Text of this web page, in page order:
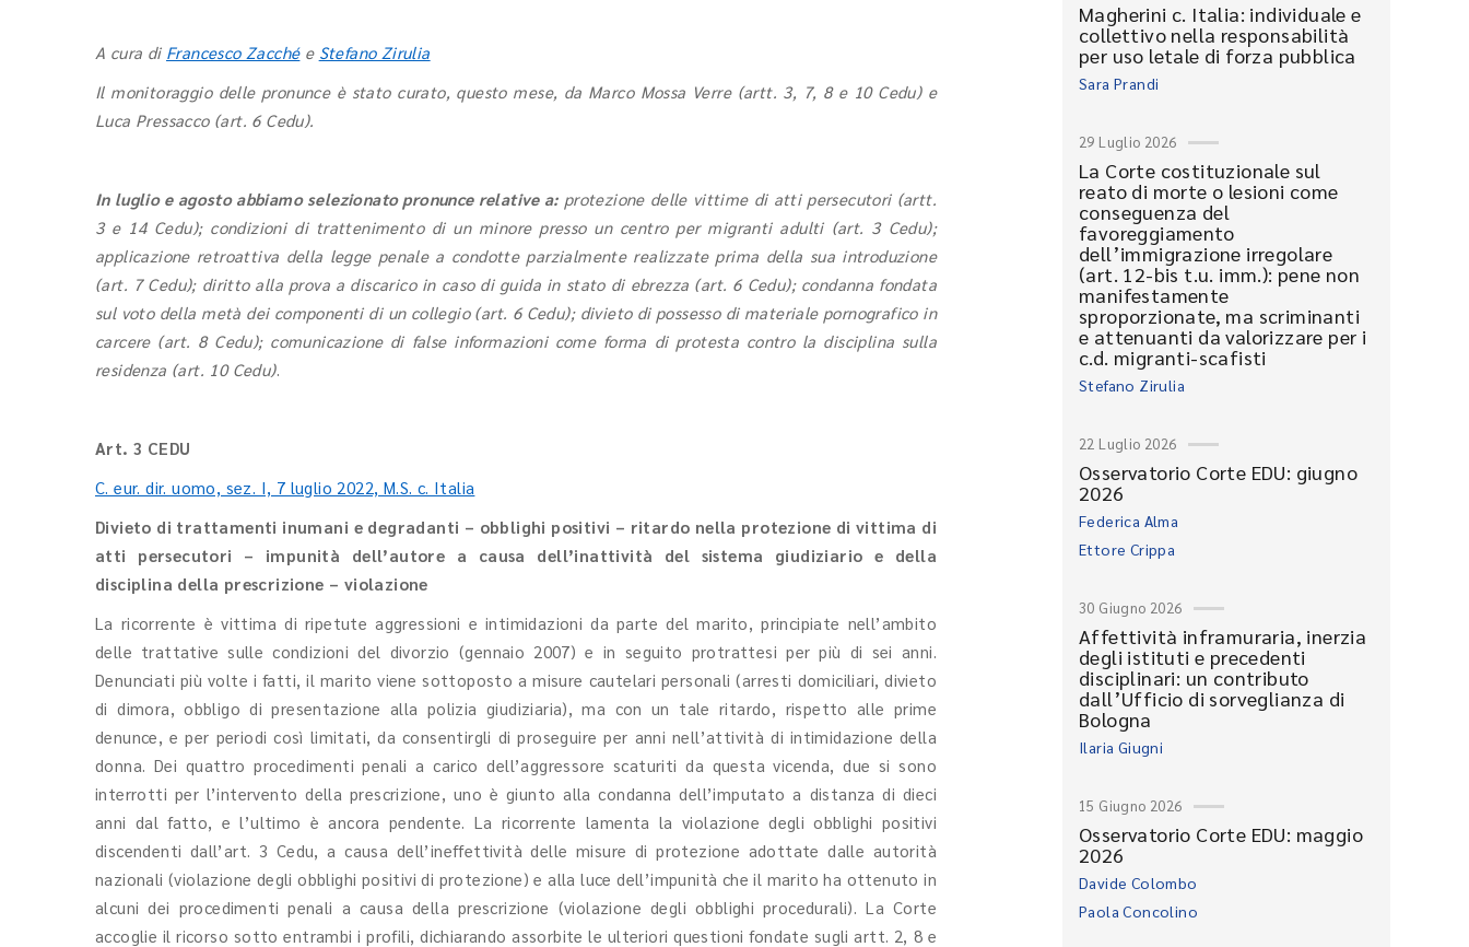
A cura di Francesco Zacchée Stefano Zirulia
Il monitoraggio delle pronunce è stato curato, questo mese, da Marco Mossa Verre (artt. 3, 7, 8 e 10 Cedu) e
Luca Pressacco (art. 6 Cedu).
In luglio e agosto abbiamo selezionato pronunce relative a:protezione delle vittime di atti persecutori (artt.
3 e 14 Cedu); condizioni di trattenimento di un minore presso un centro per migranti adulti (art. 3 Cedu);
applicazione retroattiva della legge penale a condotte parzialmente realizzate prima della sua introduzione
(art. 7 Cedu); diritto alla prova a discarico in caso di guida in stato di ebrezza (art. 6 Cedu); condanna fondata
sul voto della metà dei componenti di un collegio (art. 6 Cedu); divieto di possesso di materiale pornografico in
carcere (art. 8 Cedu); comunicazione di false informazioni come forma di protesta contro la disciplina sulla
residenza (art. 10 Cedu).
Art. 3 CEDU
C. eur. dir. uomo, sez. I, 7 luglio 2022, M.S. c. Italia
Divieto di trattamenti inumani e degradanti – obblighi positivi – ritardo nella protezione di vittima di
atti persecutori – impunità dell’autore a causa dell’inattività del sistema giudiziario e della
disciplina della prescrizione – violazione
La ricorrente è vittima di ripetute aggressioni e intimidazioni da parte del marito, principiate nell’ambito
delle trattative sulle condizioni del divorzio (gennaio 2007) e in seguito protrattesi per più di sei anni.
Denunciati più volte i fatti, il marito viene sottoposto a misure cautelari personali (arresti domiciliari, divieto
di dimora, obbligo di presentazione alla polizia giudiziaria), ma con un tale ritardo, rispetto alle prime
denunce, e per periodi così limitati, da consentirgli di proseguire per anni nell’attività di intimidazione della
donna. Dei quattro procedimenti penali a carico dell’aggressore scaturiti da questa vicenda, due si sono
interrotti per l’intervento della prescrizione, uno è giunto alla condanna dell’imputato a distanza di dieci
anni dal fatto, e l’ultimo è ancora pendente. La ricorrente lamenta la violazione degli obblighi positivi
discendenti dall’art. 3 Cedu, a causa dell’ineffettività delle misure di protezione adottate dalle autorità
nazionali (violazione degli obblighi positivi di protezione) e alla luce dell’impunità che il marito ha ottenuto in
alcuni dei procedimenti penali a causa della prescrizione (violazione degli obblighi procedurali). La Corte
accoglie il ricorso sotto entrambi i profili, dichiarando assorbite le ulteriori questioni fondate sugli artt. 2, 8 e
Magherini c. Italia: individuale e
collettivo nella responsabilità
per uso letale di forza pubblica
Sara Prandi
29 Luglio 2026
La Corte costituzionale sul
reato di morte o lesioni come
conseguenza del
favoreggiamento
dell’immigrazione irregolare
(art. 12-bis t.u. imm.): pene non
manifestamente
sproporzionate, ma scriminanti
e attenuanti da valorizzare per i
c.d. migranti-scafisti
Stefano Zirulia
22 Luglio 2026
Osservatorio Corte EDU: giugno
2026
Federica Alma
Ettore Crippa
30 Giugno 2026
Affettività inframuraria, inerzia
degli istituti e precedenti
disciplinari: un contributo
dall’Ufficio di sorveglianza di
Bologna
Ilaria Giugni
15 Giugno 2026
Osservatorio Corte EDU: maggio
2026
Davide Colombo
Paola Concolino